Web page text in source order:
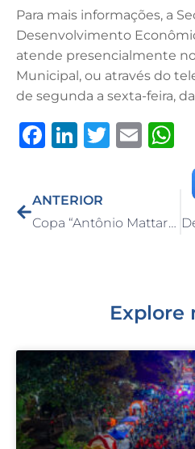
Para mais informações, a
Desenvolvimento
atende presencialmente
Municipal, ou através do
de segunda a sexta-feira,
F
e
b
Li
e
dI
T
te
r
E
l
at
s
A
ANTERIOR
Copa “Antônio Mattar” de Futsal Amador tem início nesta terça com três jogos
Explore